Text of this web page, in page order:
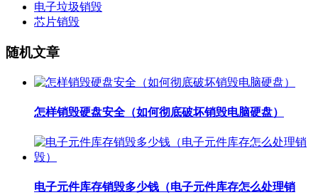
电子垃圾销毁
芯片销毁
随机文章
怎样销毁硬盘安全（如何彻底破坏销毁电脑硬盘）
电子元件库存销毁多少钱（电子元件库存怎么处理销